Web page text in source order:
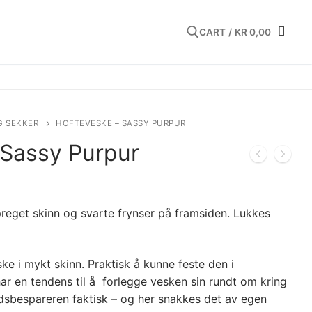
CART / KR 0,00
SEKKER HOFTEVESKE – SASSY PURPUR
Purpur
skinn og svarte frynser på framsiden. Lukkes
i mykt skinn. Praktisk å kunne feste den i
en tendens til å forlegge vesken sin rundt om kring
faktisk – og her snakkes det av egen